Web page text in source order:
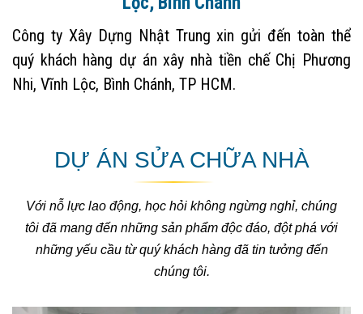
Công ty xây dựng nhà uy tín tại Long An xin gửi đến
toàn thể quý khách hàng dự án xây nhà trọn gói tại Xã
Phước Lợi, Bến Lức, Long An
DỰ ÁN SỬA CHỮA NHÀ
Với nỗ lực lao động, học hỏi không ngừng nghỉ, chúng
tôi đã mang đến những sản phẩm độc đáo, đột phá với
những yếu cầu từ quý khách hàng đã tin tưởng đến
chúng tôi.